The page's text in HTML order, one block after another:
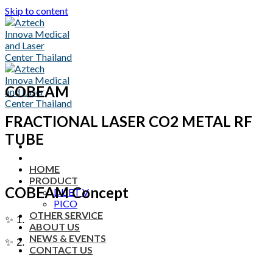
Skip to content
HOME
PRODUCT
DUET V
PICO
OTHER SERVICE
ABOUT US
NEWS & EVENTS
CONTACT US
COBEAM
FRACTIONAL LASER CO2 METAL RF
TUBE
COBEAM Concept
✨ 1.
✨ 2.